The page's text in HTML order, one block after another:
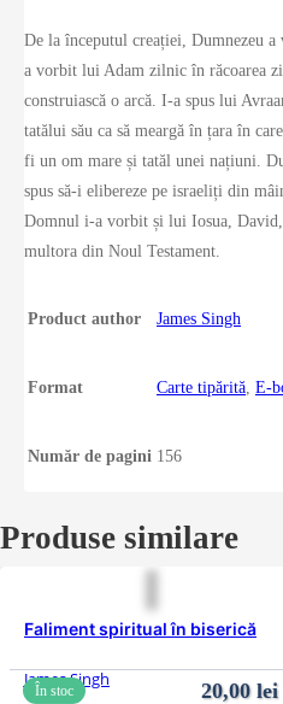
De la începutul creației, Dumnezeu
a vorbit lui Adam zilnic în răcoarea
construiască o arcă. I-a spus lui
tatălui său ca să meargă în țara în
fi un om mare și tatăl unei națiuni.
spus să-i elibereze pe israeliți din
Domnul i-a vorbit și lui Iosua,
multora din Noul Testament.
Product author James Singh
Format Carte tipărită, E-
Număr de pagini 156
Produse similare
Faliment spiritual în biserică
James Singh
În stoc 20,00 lei